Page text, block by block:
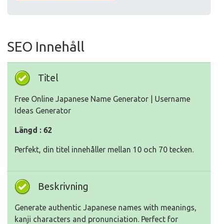
SEO Innehåll
Titel
Free Online Japanese Name Generator | Username
Ideas Generator
Längd : 62
Perfekt, din titel innehåller mellan 10 och 70 tecken.
Beskrivning
Generate authentic Japanese names with meanings,
kanji characters and pronunciation. Perfect for